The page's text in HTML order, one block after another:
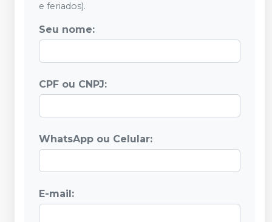
e feriados).
Seu nome:
CPF ou CNPJ:
WhatsApp ou Celular:
E-mail: